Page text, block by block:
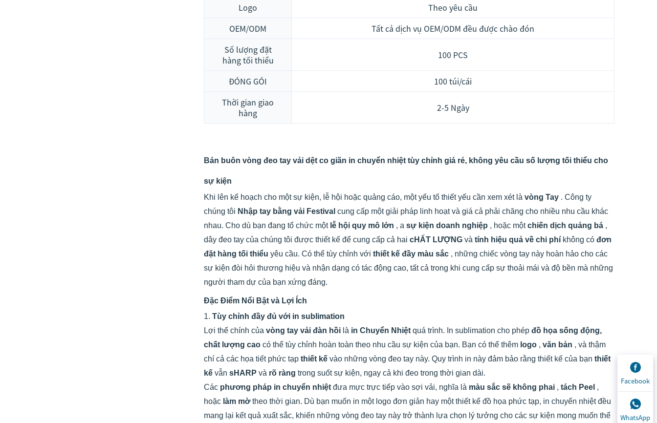
Logo
Theo yêu cầu
OEM/ODM
Tất cả dịch vụ OEM/ODM đều được chào đón
Số lượng đặt
hàng tối thiểu
100 PCS
ĐÓNG GÓI
100 túi/cái
Thời gian giao
hàng
2-5 Ngày
Bán buôn vòng đeo tay vải dệt co giãn in chuyển nhiệt tùy chỉnh giá rẻ, không yêu cầu số lượng tối thiểu cho
sự kiện
Khi lên kế hoạch cho một sự kiện, lễ hội hoặc quảng cáo, một yếu tố thiết yếu cần xem xét là vòng Tay . Công ty
chúng tôi Nhập tay bằng vải Festival cung cấp một giải pháp linh hoạt và giá cả phải chăng cho nhiều nhu cầu khác
nhau. Cho dù bạn đang tổ chức một lễ hội quy mô lớn , a sự kiện doanh nghiệp , hoặc mộtchiến dịch quảng bá ,
dây đeo tay của chúng tôi được thiết kế để cung cấp cả hai cHẤT LƯỢNG và tính hiệu quả về chi phí không có đơn
đặt hàng tối thiểu yêu cầu. Có thể tùy chỉnh với thiết kế đầy màu sắc , những chiếc vòng tay này hoàn hảo cho các
sự kiện đòi hỏi thương hiệu và nhận dạng có tác động cao, tất cả trong khi cung cấp sự thoải mái và độ bền mà những
người tham dự của bạn xứng đáng.
Đặc Điểm Nổi Bật và Lợi Ích
1. Tùy chỉnh đầy đủ với in sublimation
Lợi thế chính của vòng tay vải đàn hồi là in Chuyển Nhiệt quá trình. In sublimation cho phép đồ họa sống động,
chất lượng cao có thể tùy chỉnh hoàn toàn theo nhu cầu sự kiện của bạn. Bạn có thể thêm logo , văn bản , và thậm
chí cả các họa tiết phức tạp thiết kế vào những vòng đeo tay này. Quy trình in này đảm bảo rằng thiết kế của bạn thiết
kế vẫn sHARP và rõ ràng trong suốt sự kiện, ngay cả khi đeo trong thời gian dài.
Các phương pháp in chuyển nhiệt đưa mực trực tiếp vào sợi vải, nghĩa là màu sắc sẽ không phai , tách Peel ,
hoặc làm mờtheo thời gian. Dù bạn muốn in một logo đơn giản hay một thiết kế đồ họa phức tạp, in chuyển nhiệt đều
mang lại kết quả xuất sắc, khiến những vòng đeo tay này trở thành lựa chọn lý tưởng cho các sự kiện mong muốn thể
Facebook
WhatsApp